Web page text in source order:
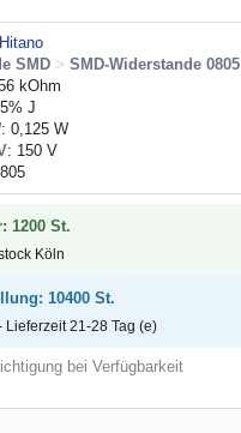
Hitano
SMD > SMD-Widerstande 0805
kOhm
J
: 0,125 W
: 150 V
1200 St.
Köln
10400 St.
Lieferzeit 21-28 Tag (e)
bei Verfügbarkeit